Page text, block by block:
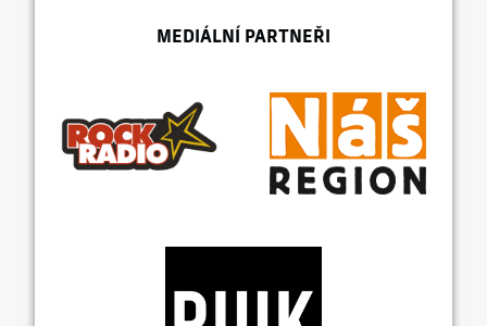
MEDIÁLNÍ PARTNEŘI